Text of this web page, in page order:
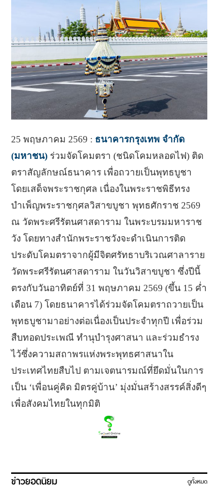
25 พฤษภาคม 2569 : ธนาคารกรุงเทพ จำกัด
(มหาชน)ร่วมจัดโคมตรา (ชนิดโคมหลอดไฟ) ติด
ตราสัญลักษณ์ธนาคาร เพื่อถวายเป็นพุทธบูชา
โดยเสด็จพระราชกุศล เนื่องในพระราชพิธีทรง
บำเพ็ญพระราชกุศลวิสาขบูชา พุทธศักราช 2569
ณ วัดพระศรีรัตนศาสดาราม ในพระบรมมหาราช
วัง โดยทางสำนักพระราชวังจะดำเนินการติด
ประดับโคมตราจากผู้มีจิตศรัทธาบริเวณศาลาราย
วัดพระศรีรัตนศาสดาราม ในวันวิสาขบูชา ซึ่งปีนี้
ตรงกับวันอาทิตย์ที่ 31 พฤษภาคม 2569 (ขึ้น 15 ค่ำ
เดือน 7) โดยธนาคารได้ร่วมจัดโคมตราถวายเป็น
พุทธบูชามาอย่างต่อเนื่องเป็นประจำทุกปี เพื่อร่วม
สืบทอดประเพณี ทำนุบำรุงศาสนา และร่วมธำรง
ไว้ซึ่งความสถาพรแห่งพระพุทธศาสนาใน
ประเทศไทยสืบไป ตามเจตนารมณ์ที่ยึดมั่นในการ
เป็น ‘เพื่อนคู่คิด มิตรคู่บ้าน’ มุ่งมั่นสร้างสรรค์สิ่งดีๆ
เพื่อสังคมไทยในทุกมิติ
ข่าวยอดนิยม ดูทั้งหมด